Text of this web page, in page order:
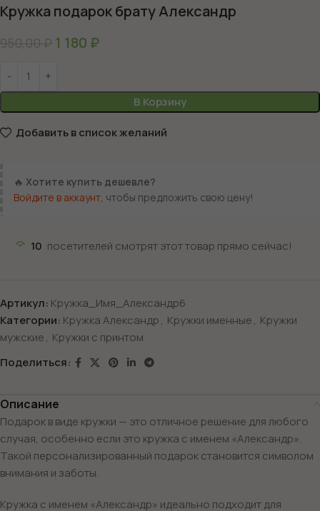
Кружка подарок брату Александр
950,00₽ 1 180 ₽
В Корзину
Добавить в список желаний
🔥 Хотите купить дешевле?
Войдите в аккаунт , чтобы предложить свою цену!
10 посетителей смотрят этот товар прямо сейчас!
Артикул: Кружка_Имя_Александр6
Категории: Кружка Александр, Кружки именные, Кружки
мужские, Кружки с принтом
Поделиться:
Описание
Подарок в виде кружки — это отличное решение для любого
случая, особенно если это кружка с именем «Александр».
Такой персонализированный подарок становится символом
внимания и заботы.
Кружка с именем «Александр» идеально подходит для